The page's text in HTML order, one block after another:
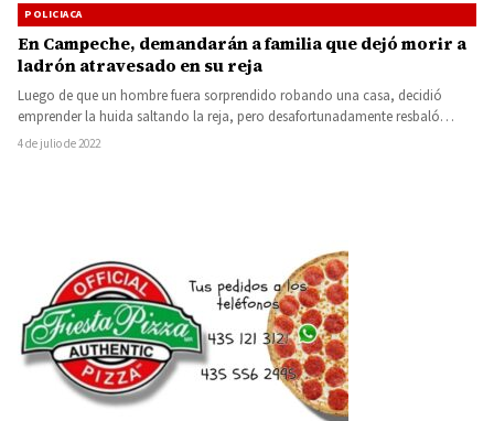
POLICIACA
En Campeche, demandarán a familia que dejó morir a
ladrón atravesado en su reja
Luego de que un hombre fuera sorprendido robando una casa, decidió
emprender la huida saltando la reja, pero desafortunadamente resbaló…
4 de julio de 2022